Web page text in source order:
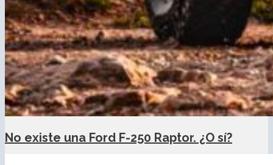
No existe una Ford F-250 Raptor. ¿O sí?